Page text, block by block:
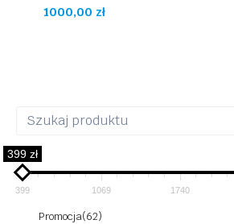
1000,00 zł
399 zł
399 1069 1740
Promocja(62)